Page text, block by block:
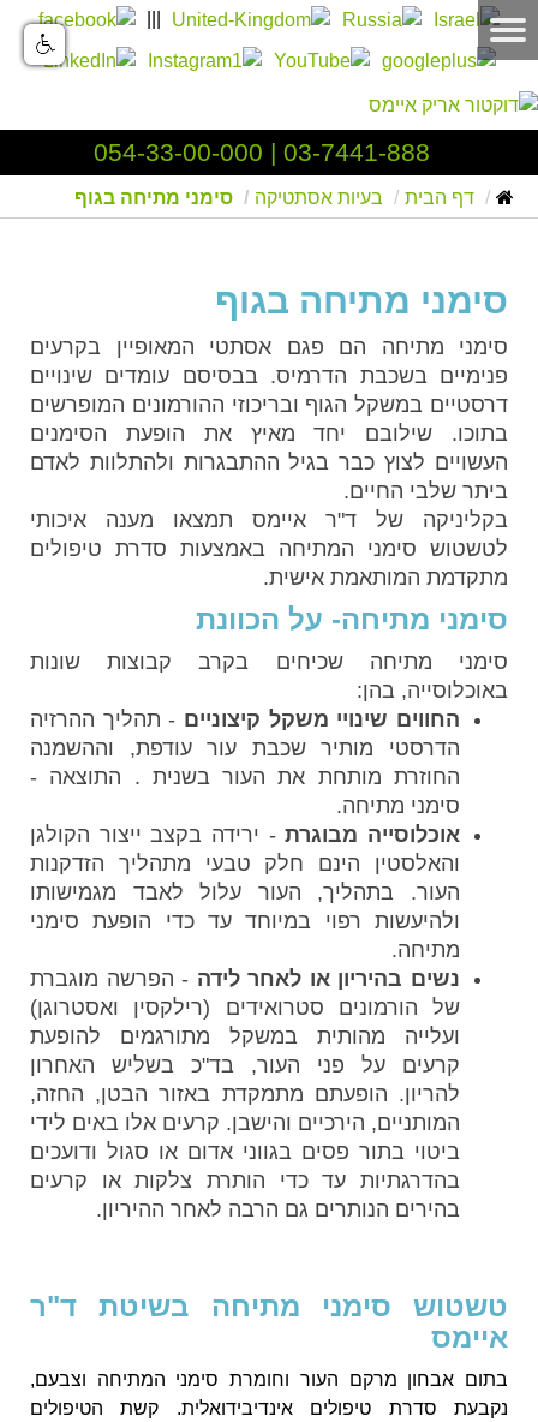
03-7441-888
|
054-33-00-000
דף הבית בעיות אסתטיקה סימני מתיחה בגוף
סימני מתיחה בגוף
סימני מתיחה הם פגם אסתטי המאופיין בקרעים
פנימיים בשכבת הדרמיס. בבסיסם עומדים שינויים
דרסטיים במשקל הגוף ובריכוזי ההורמונים המופרשים
בתוכו. שילובם יחד מאיץ את הופעת הסימנים
העשויים לצוץ כבר בגיל ההתבגרות ולהתלוות לאדם
ביתר שלבי החיים.
בקליניקה של ד"ר איימס תמצאו מענה איכותי
לטשטוש סימני המתיחה באמצעות סדרת טיפולים
מתקדמת המותאמת אישית.
סימני מתיחה- על הכוונת
סימני מתיחה שכיחים בקרב קבוצות שונות
באוכלוסייה, בהן:
החווים שינויי משקל קיצוניים - תהליך ההרזיה
הדרסטי מותיר שכבת עור עודפת, וההשמנה
החוזרת מותחת את העור בשנית . התוצאה -
סימני מתיחה.
אוכלוסייה מבוגרת- ירידה בקצב ייצור הקולגן
והאלסטין הינם חלק טבעי מתהליך הזדקנות
העור. בתהליך, העור עלול לאבד מגמישותו
ולהיעשות רפוי במיוחד עד כדי הופעת סימני
מתיחה.
נשים בהיריון או לאחר לידה - הפרשה מוגברת
של הורמונים סטרואידים (רילקסין ואסטרוגן)
ועלייה מהותית במשקל מתורגמים להופעת
קרעים על פני העור, בד"כ בשליש האחרון
להריון. הופעתם מתמקדת באזור הבטן, החזה,
המותניים, הירכיים והישבן. קרעים אלו באים לידי
ביטוי בתור פסים בגווני אדום או סגול ודועכים
בהדרגתיות עד כדי הותרת צלקות או קרעים
בהירים הנותרים גם הרבה לאחר ההיריון.
טשטוש סימני מתיחה בשיטת ד"ר
איימס
בתום אבחון מרקם העור וחומרת סימני המתיחה וצבעם,
נקבעת סדרת טיפולים אינדיבידואלית. קשת הטיפולים